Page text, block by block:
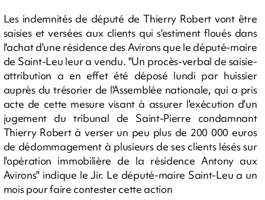
Les indemnités de député de Thierry Robert vont être
saisies et versées aux clients qui s'estiment floués dans
l'achat d'une résidence des Avirons que le député-maire
de Saint-Leu leur a vendu. "Un procès-verbal de saisie-
attribution a en effet été déposé lundi par huissier
auprès du trésorier de l'Assemblée nationale, qui a pris
acte de cette mesure visant à assurer l'exécution d'un
jugement du tribunal de Saint-Pierre condamnant
Thierry Robert à verser un peu plus de 200 000 euros
de dédommagement à plusieurs de ses clients lésés sur
l'opération immobilière de la résidence Antony aux
Avirons" indique le Jir. Le député-maire Saint-Leu a un
mois pour faire contester cette action